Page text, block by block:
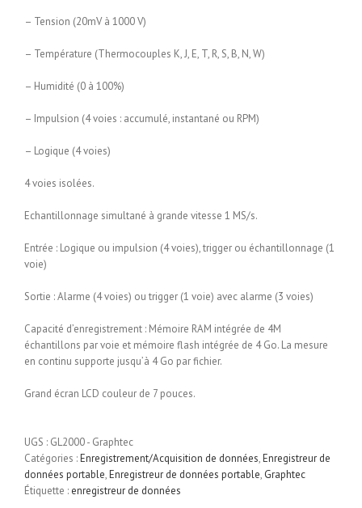
– Tension (20mV à 1000 V)
– Température (Thermocouples K, J, E, T, R, S, B, N, W)
– Humidité (0 à 100%)
– Impulsion (4 voies : accumulé, instantané ou RPM)
– Logique (4 voies)
4 voies isolées.
Echantillonnage simultané à grande vitesse 1 MS/s.
Entrée : Logique ou impulsion (4 voies), trigger ou échantillonnage (1
voie)
Sortie : Alarme (4 voies) ou trigger (1 voie) avec alarme (3 voies)
Capacité d’enregistrement : Mémoire RAM intégrée de 4M
échantillons par voie et mémoire flash intégrée de 4 Go. La mesure
en continu supporte jusqu’à 4 Go par fichier.
Grand écran LCD couleur de 7 pouces.
UGS : GL2000 - Graphtec
Catégories :Enregistrement/Acquisition de données,Enregistreur de
données portable,Enregistreur de données portable, Graphtec
Étiquette : enregistreur de données